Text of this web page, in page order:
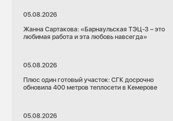
05.08.2026
Жанна Сартакова: «Барнаульская ТЭЦ-3 – это
любимая работа и эта любовь навсегда»
05.08.2026
Плюс один готовый участок: СГК досрочно
обновила 400 метров теплосети в Кемерове
05.08.2026